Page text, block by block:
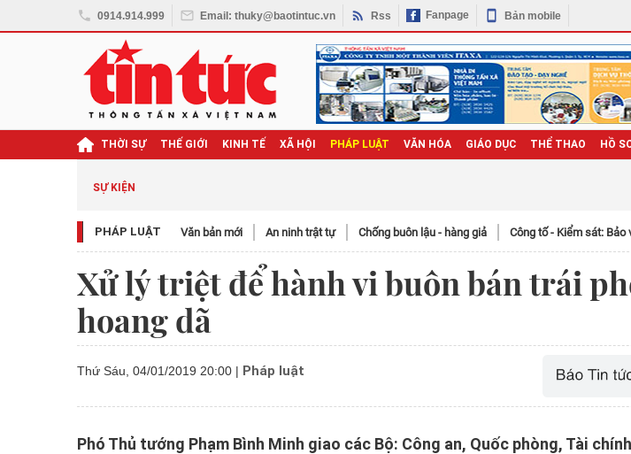
0914.914.999 Email: thuky@baotintuc.vn Rss Fanpage Bản mobile
THỜI SỰ THẾ GIỚI KINH TẾ XÃ HỘI PHÁP LUẬT VĂN HÓA GIÁO DỤC THỂ THAO HỒ
SỰ KIỆN
PHÁP LUẬT Văn bản mới An ninh trật tự Chống buôn lậu - hàng giả Công tố - Kiểm sát: Bảo
Xử lý triệt để hành vi buôn bán trái
hoang dã
Thứ Sáu, 04/01/2019 20:00 | Pháp luật
Phó Thủ tướng Phạm Bình Minh giao các Bộ: Công an, Quốc phòng, Tài